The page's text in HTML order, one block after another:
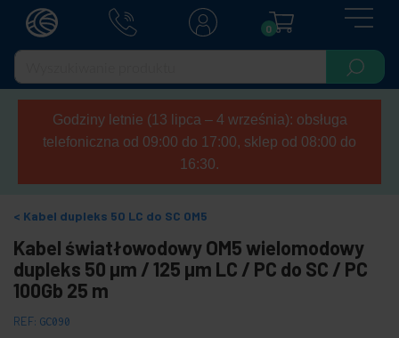
0
Godziny letnie (13 lipca – 4 września): obsługa
telefoniczna od 09:00 do 17:00, sklep od 08:00 do
16:30.
Kabel dupleks 50 LC do SC OM5
Kabel światłowodowy OM5 wielomodowy
dupleks 50 µm / 125 µm LC / PC do SC / PC
100Gb 25 m
REF: GC090